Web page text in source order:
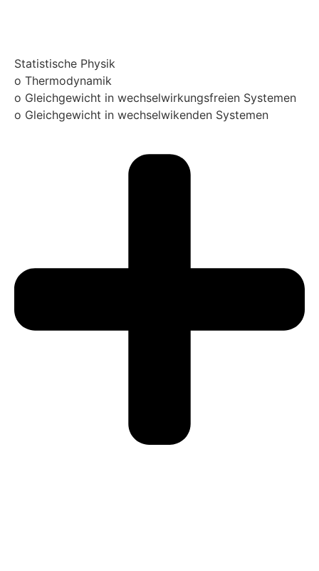
Statistische Physik
o Thermodynamik
o Gleichgewicht in wechselwirkungsfreien Systemen
o Gleichgewicht in wechselwikenden Systemen